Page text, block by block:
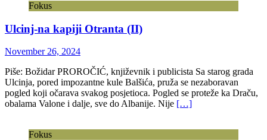
Fokus
Ulcinj-na kapiji Otranta (II)
November 26, 2024
Piše: Božidar PROROČIĆ, književnik i publicista Sa starog grada
Ulcinja, pored impozantne kule Balšića, pruža se nezaboravan
pogled koji očarava svakog posjetioca. Pogled se proteže ka Draču,
obalama Valone i dalje, sve do Albanije. Nije […]
Fokus